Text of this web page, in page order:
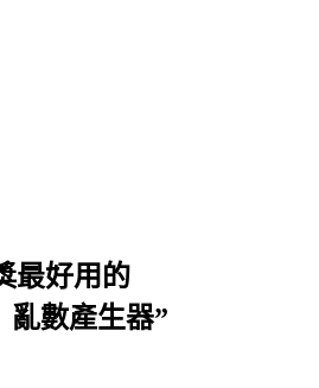
最好用的
亂數產生器”